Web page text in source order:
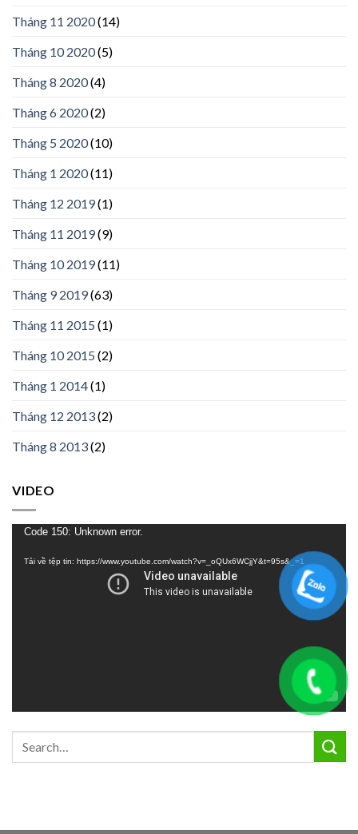
Tháng 11 2020(14)
Tháng 10 2020(5)
Tháng 8 2020(4)
Tháng 6 2020(2)
Tháng 5 2020(10)
Tháng 1 2020(11)
Tháng 12 2019(1)
Tháng 11 2019(9)
Tháng 10 2019(11)
Tháng 9 2019(63)
Tháng 11 2015 (1)
Tháng 10 2015 (2)
Tháng 1 2014(1)
Tháng 12 2013(2)
Tháng 8 2013(2)
VIDEO
Trình
Code 150: Unknown error.
Tải về tệp tin: https://www.youtube.com/watch?v=_oQUx6WCjjY&t=95s&_=1